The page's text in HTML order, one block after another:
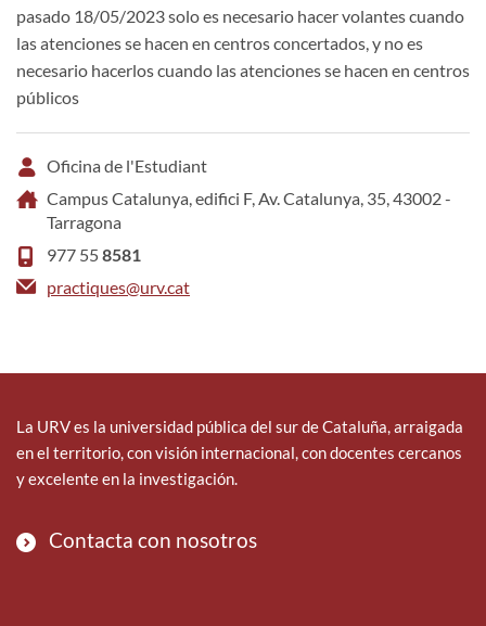
pasado 18/05/2023 solo es necesario hacer volantes cuando
las atenciones se hacen en centros concertados, y no es
necesario hacerlos cuando las atenciones se hacen en centros
públicos
Oficina de l'Estudiant
Campus Catalunya, edifici F, Av. Catalunya, 35, 43002 -
Tarragona
977 558581
practiques@urv.cat
La URV es la universidad pública del sur de Cataluña, arraigada
en el territorio, con visión internacional, con docentes cercanos
y excelente en la investigación.
Contacta con nosotros